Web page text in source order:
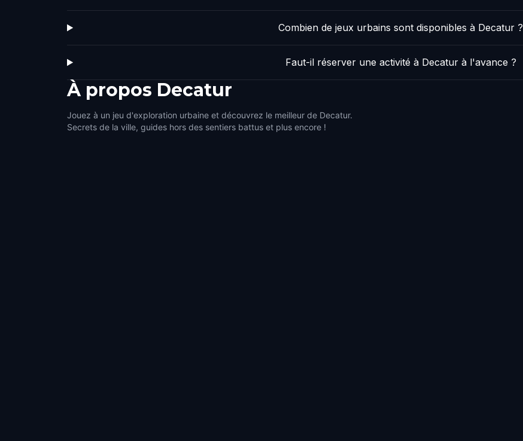
Combien de jeux urbains sont disponibles à Decatur ?
Faut-il réserver une activité à Decatur à l'avance ?
À propos Decatur
Jouez à un jeu d'exploration urbaine et découvrez le meilleur de Decatur.
Secrets de la ville, guides hors des sentiers battus et plus encore !